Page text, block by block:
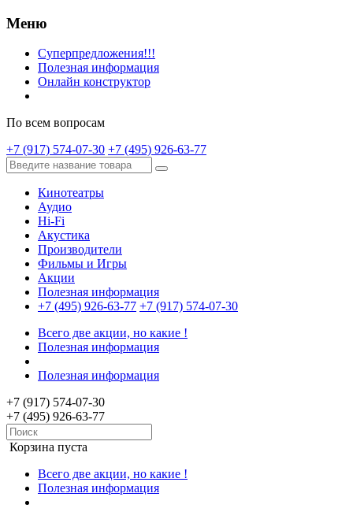
Меню
Суперпредложения!!!
Полезная информация
Онлайн конструктор
По всем вопросам
+7 (917) 574-07-30 +7 (495) 926-63-77
Кинотеатры
Аудио
Hi-Fi
Акустика
Производители
Фильмы и Игры
Акции
Полезная информация
+7 (495) 926-63-77 +7 (917) 574-07-30
Всего две акции, но какие !
Полезная информация
Полезная информация
+7 (917) 574-07-30
+7 (495) 926-63-77
Корзина пуста
Всего две акции, но какие !
Полезная информация